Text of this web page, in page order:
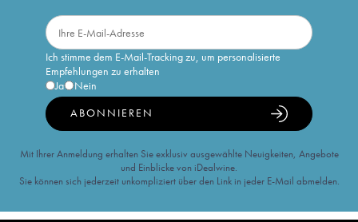
Ich stimme dem E-Mail-Tracking zu, um personalisierte
Empfehlungen zu erhalten
Ja
Nein
ABONNIEREN
Mit Ihrer Anmeldung erhalten Sie exklusiv ausgewählte Neuigkeiten, Angebote
und Einblicke von iDealwine.
Sie können sich jederzeit unkompliziert über den Link in jeder E-Mail abmelden.